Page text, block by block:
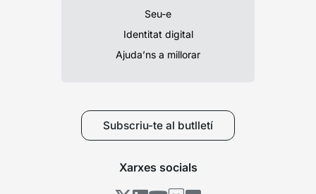
Seu-e
Identitat digital
Ajuda’ns a millorar
Subscriu-te al butlletí
Xarxes socials